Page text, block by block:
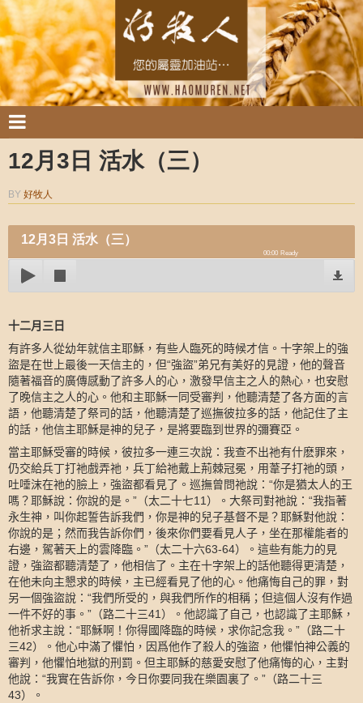
12月3日 活水（三）
BY 好牧人
12月3日 活水（三）
00:00 Ready
十二月三日
有許多人從幼年就信主耶穌，有些人臨死的時候才信。十字架上的強
盜是在世上最後一天信主的，但“強盜”弟兄有美好的見證，他的聲音
隨著福音的廣傳感動了許多人的心，激發早信主之人的熱心，也安慰
了晚信主之人的心。他和主耶穌一同受審判，他聽清楚了各方面的言
語，他聽清楚了祭司的話，他聽清楚了巡撫彼拉多的話，他記住了主
的話，他信主耶穌是神的兒子，是將要臨到世界的彌賽亞。
當主耶穌受審的時候，彼拉多一連三次說：我查不出祂有什麽罪來，
仍交給兵丁打祂戲弄祂，兵丁給祂戴上荊棘冠冕，用葦子打祂的頭，
吐唾沫在祂的臉上，強盜都看見了。巡撫曾問祂說： “你是猶太人的王
嗎？耶穌說：你說的是。 ” （太二十七11 ）。大祭司對祂說： “我指著
永生神，叫你起誓告訴我們，你是神的兒子基督不是？耶穌對他說：
你說的是；然而我告訴你們，後來你們要看見人子，坐在那權能者的
右邊，駕著天上的雲降臨。 ” （太二十六63-64）。這些有能力的見
證，強盜都聽清楚了，他相信了。主在十字架上的話他聽得更清楚，
在他未向主懇求的時候，主已經看見了他的心。他痛悔自己的罪，對
另一個強盜說： “我們所受的，與我們所作的相稱；但這個人沒有作過
一件不好的事。 ” （路二十三41 ）。他認識了自己，也認識了主耶穌，
他祈求主說： “耶穌啊！你得國降臨的時候，求你記念我。 ” （路二十
三42）。他心中滿了懼怕，因爲他作了殺人的強盜，他懼怕神公義的
審判，他懼怕地獄的刑罰。但主耶穌的慈愛安慰了他痛悔的心，主對
他說： “我實在告訴你，今日你要同我在樂園裏了。 ” （路二十三
43）。